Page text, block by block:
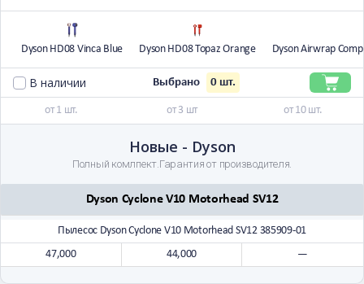
Dyson HD08 Vinca Blue Dyson HD08 Topaz Orange Dyson Airwrap
В наличии Выбрано 0шт.
от 1 шт. от 3 шт от 10 шт.
Новые - Dyson
Полный комлпект.Гарантия от производителя.
Dyson Cyclone V10 Motorhead SV12
Пылесос Dyson Cyclone V10 Motorhead SV12 385909-01
47,000
44,000 —